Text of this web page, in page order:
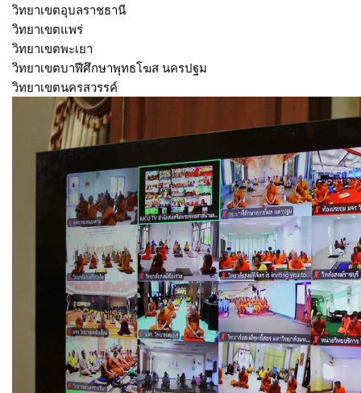
วิทยาเขตอุบลราชธานี
วิทยาเขตแพร่
วิทยาเขตพะเยา
วิทยาเขตบาฬีศึกษาพุทธโฆส นครปฐม
วิทยาเขตนครสวรรค์